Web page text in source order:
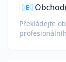
📧
Překládejte